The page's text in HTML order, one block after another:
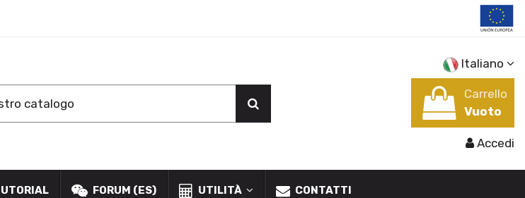
Italiano
Carrello
Vuoto
Accedi
FORUM (ES) UTILITÀ CONTATTI